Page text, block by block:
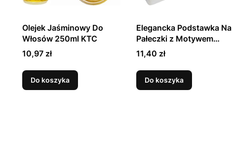
Olejek Jaśminowy Do
Włosów 250ml KTC
Cena
10,97 zł
Do koszyka
Elegancka Podstawka Na
Pałeczki z Motywem
Czerwony Kwiat 7cm
GOLDEN TURTLE
Cena
11,40 zł
Do koszyka